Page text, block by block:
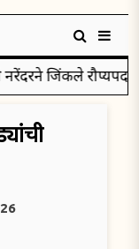
जिंकले रौप्यपदक